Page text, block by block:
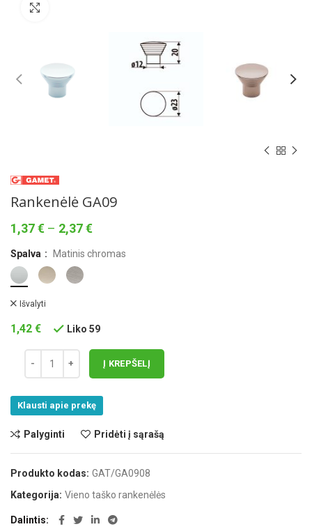
Rankenėlė GA09
1,37€ – 2,37€Price
1,37 €
Spalva Matinis chromas
Išvalyti
1,42 € Liko 59
Į KREPŠELĮ
Klausti apie prekę
Palyginti Pridėti į sąrašą
Produkto kodas: GAT/GA0908
Kategorija: Vieno taško rankenėlės
Dalintis